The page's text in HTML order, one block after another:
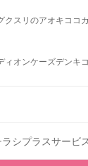
クスリのアオキ ココ
ィオンケーズデンキ
シプラスサービ